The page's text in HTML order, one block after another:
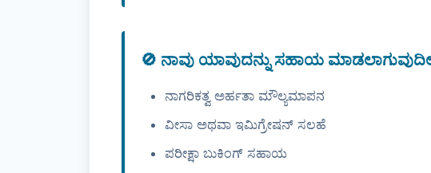
🚫 ನಾವು ಯಾವುದನ್ನು ಸಹಾಯ
ನಾಗರಿಕತ್ವ ಅರ್ಹತಾ ಮೌಲ್ಯಮಾಪನ
ವೀಸಾ ಅಥವಾ ಇಮಿಗ್ರೇಷನ್ ಸಲಹೆ
ಪರೀಕ್ಷಾ ಬುಕಿಂಗ್ ಸಹಾಯ